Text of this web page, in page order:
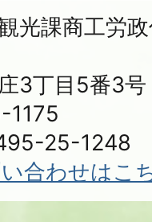
光課商工労
3丁目5番3号
1175
25-1248
合わせはこ